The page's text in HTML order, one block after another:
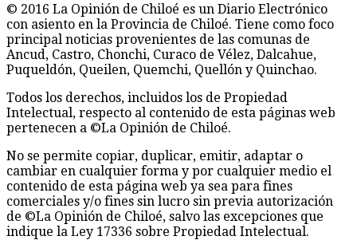
© 2016 La Opinión de Chiloé es un Diario Electrónico
con asiento en la Provincia de Chiloé. Tiene como foco
principal noticias provenientes de las comunas de
Ancud, Castro, Chonchi, Curaco de Vélez, Dalcahue,
Puqueldón, Queilen, Quemchi, Quellón y Quinchao.
Todos los derechos, incluidos los de Propiedad
Intelectual, respecto al contenido de esta páginas web
pertenecen a ©La Opinión de Chiloé.
No se permite copiar, duplicar, emitir, adaptar o
cambiar en cualquier forma y por cualquier medio el
contenido de esta página web ya sea para fines
comerciales y/o fines sin lucro sin previa autorización
de ©La Opinión de Chiloé, salvo las excepciones que
indique la Ley 17336 sobre Propiedad Intelectual.